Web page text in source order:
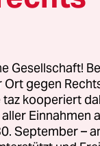
Gesellschaft!
gegen
kooperiert
Einnahmen
September –